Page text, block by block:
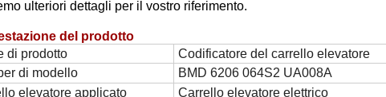
ulteriori dettagli per il vostro riferimento.
del prodotto
di prodotto
Codificatore del carrello elevatore
di modello
BMD 6206 064S2 UA008A
elevatore applicato
Carrello elevatore elettrico